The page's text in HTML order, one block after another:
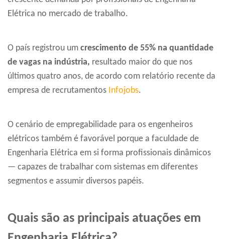
Elétrica no mercado de trabalho.
O país registrou um crescimento de 55% na quantidade
de vagas na indústria, resultado maior do que nos
últimos quatro anos, de acordo com relatório recente da
empresa de recrutamentos Infojobs.
O cenário de empregabilidade para os engenheiros
elétricos também é favorável porque a faculdade de
Engenharia Elétrica em si forma profissionais dinâmicos
— capazes de trabalhar com sistemas em diferentes
segmentos e assumir diversos papéis.
Quais são as principais atuações em